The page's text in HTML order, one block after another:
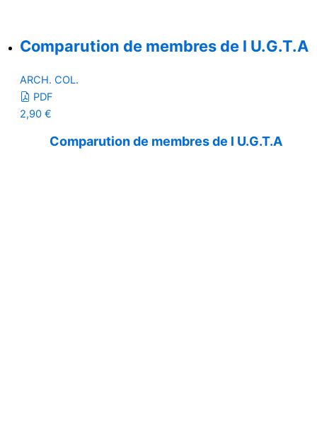
Comparution de membres de l U.G.T.A
ARCH. COL.
PDF
2,90 €
Comparution de membres de l U.G.T.A